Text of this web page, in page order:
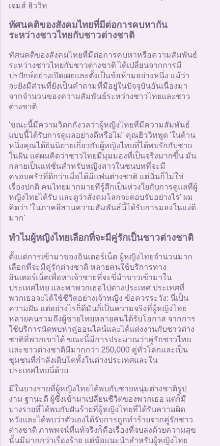
เจมส์ ฮิววิท
ทัศนคติของสังคมไทยที่มีต่อการคบหากัน
ระหว่างชาวไทยกับชาวต่างชาติ
ทัศนคติของสังคมไทยที่มีต่อการคบหาหรือความสัมพันธ์
ระหว่างชาวไทยกับชาวต่างชาติ ได้เปลี่ยนจากการมี
ปรปักษ์อย่างเปิดเผยและตั้งเป็นข้อห้ามอย่างหนึ่ง แม้ว่า
จะยังมีส่วนที่ยังเป็นคำถามที่มีอยู่ในปัจจุบันอันเนื่องมา
จากจำนวนของความสัมพันธ์ระหว่างชาวไทยและชาว
ต่างชาติ
'ขณะนี้มีความวิตกกังวลว่าผู้หญิงไทยที่มีความสัมพันธ์
แบบนี้ได้รับการดูแลอย่างดีหรือไม่' คุณฮิววิทพูด 'ในด้าน
หนึ่งคุณได้ยินนิยายเกี่ยวกับผู้หญิงไทยที่ได้พบรักกับชาย
ในฝัน แต่ผมคิดว่าชาวไทยมีมุมมองที่เป็นจริงมากขึ้น มัน
กลายเป็นแฟชั่นสำหรับหญิงสาวในชนบทที่จะมี
ครอบครัวที่ดีกว่าเมื่อได้มีแฟนต่างชาติ แต่นั่นก็ไม่ใช่
เรื่องปกติ คนไทยมากมายทีรู้สึกเป็นห่วงใยกับการดูแลที่ผู้
หญิงไทยได้รับ และดูว่าสังคมโลกจะตอบรับอย่างไร' ผม
คิดว่า 'ในภาคอีสานความสัมพันธ์นี้ได้รับการมองในแง่ดี
มาก'
ทำไมผู้หญิงไทยเลือกที่จะมีคู่รักเป็นชาวต่างชาติ
ตั้งแต่การเข้ามาของอินเตอร์เน็ต ผู้หญิงไทยจำนวนมาก
เลือกที่จะมีคู่รักต่างชาติ หลายคนใช้บริการทาง
อินเตอร์เน็ตเพื่อหาเจ้าชายที่จะขี่ม้าขาวเข้ามาใน
ประเทศไทย และพาพวกเธอไปต่างประเทศ ประเทศที่
พวกเธอจะได้ใช้ชีวิตอย่างเจ้าหญิง ข้อควรระวัง: นี่เป็น
ความฝัน แต่อย่างไรก็ดีมันก็เป็นความจริงที่ผู้หญิงไทย
หลายคนรวมถึงผู้ชายไทยหลายคนได้รับโอกาส จากการ
ใช้บริการนัดพบหาคู่ออนไลน์และได้แต่งงานกับชาวต่าง
ชาติที่พวกเขาได้ ขณะนี้มีการประมาณว่าคู่รักชาวไทย
และชาวต่างชาติมีมากกว่า 250,000 คู่ทั่วโลกและเป็น
ชุมชนที่กำลังเติบโตทั้งในต่างประเทศและใน
ประเทศไทยนี่ด้วย
มีในบางรายที่ผู้หญิงไทยได้พบกับชายหนุ่มต่างชาติรูป
งาม ฐานะดี ผู้ซึ่งเข้ามาเปลี่ยนชีวิตของพวกเธอ แต่ก็มี
บางรายที่ได้พบกับฝันร้ายที่ผู้หญิงไทยที่ได้รับความผิด
หวังและได้พบว่าตัวเองได้รับการถูกทำร้ายจากคู่รักชาว
ต่างชาติ ภาพพจน์ที่แท้จริงก็คือเรื่องที่จบลงด้วยความสุข
นั้นมีมากกว่าเรื่องร้าย แต่ข้อแนะนำสำหรับผู้หญิงไทย